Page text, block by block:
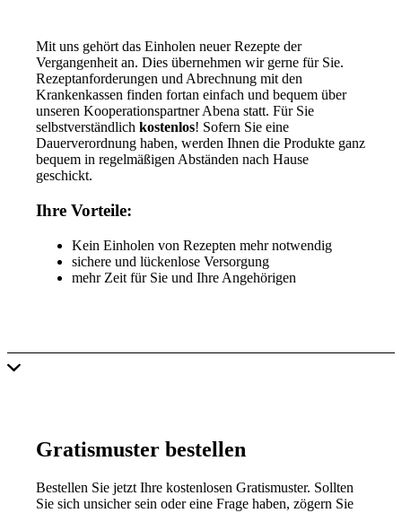
Mit uns gehört das Einholen neuer Rezepte der
Vergangenheit an. Dies übernehmen wir gerne für Sie.
Rezeptanforderungen und Abrechnung mit den
Krankenkassen finden fortan einfach und bequem über
unseren Kooperationspartner Abena statt. Für Sie
selbstverständlichkostenlos! Sofern Sie eine
Dauerverordnung haben, werden Ihnen die Produkte ganz
bequem in regelmäßigen Abständen nach Hause
geschickt.
Ihre Vorteile:
Kein Einholen von Rezepten mehr notwendig
sichere und lückenlose Versorgung
mehr Zeit für Sie und Ihre Angehörigen
Gratismuster bestellen
Bestellen Sie jetzt Ihre kostenlosen Gratismuster. Sollten
Sie sich unsicher sein oder eine Frage haben, zögern Sie